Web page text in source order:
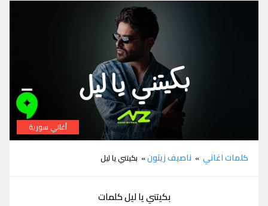
أغاني سورية
كلمات اغاني » ناصيف زيتون» بكيتني يا ليل
بكيتني يا ليل كلمات